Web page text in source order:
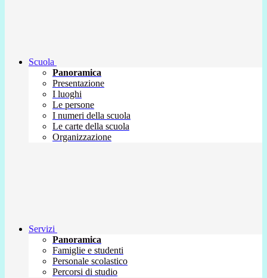
Scuola
Panoramica
Presentazione
I luoghi
Le persone
I numeri della scuola
Le carte della scuola
Organizzazione
Servizi
Panoramica
Famiglie e studenti
Personale scolastico
Percorsi di studio